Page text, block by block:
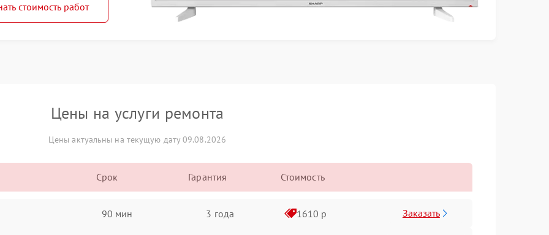
стоимость работ
Цены на услуги ремонта
Цены актуальны на текущую дату 09.08.2026
Срок Гарантия Стоимость
90 мин 3 года 1610 р Заказать